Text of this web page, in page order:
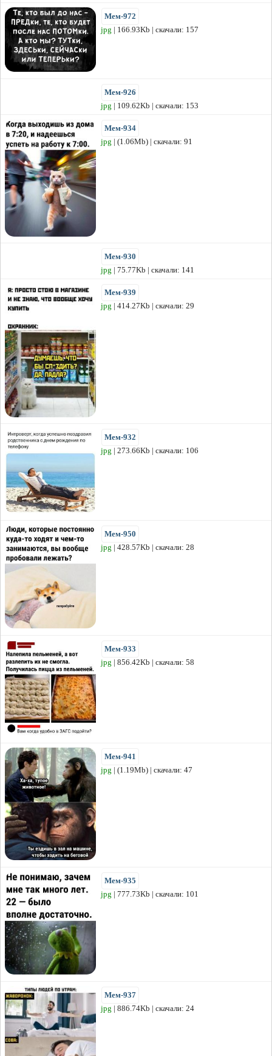
Мем-972
jpg | 166.93Kb | скачали: 157
Мем-926
jpg | 109.62Kb | скачали: 153
Мем-934
jpg | (1.06Mb) | скачали: 91
Мем-930
jpg | 75.77Kb | скачали: 141
Мем-939
jpg | 414.27Kb | скачали: 29
Мем-932
jpg | 273.66Kb | скачали: 106
Мем-950
jpg | 428.57Kb | скачали: 28
Мем-933
jpg | 856.42Kb | скачали: 58
Мем-941
jpg | (1.19Mb) | скачали: 47
Мем-935
jpg | 777.73Kb | скачали: 101
Мем-937
jpg | 886.74Kb | скачали: 24